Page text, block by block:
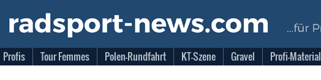
Profis Tour Femmes Polen-Rundfahrt KT-Szene Gravel Profi-Material